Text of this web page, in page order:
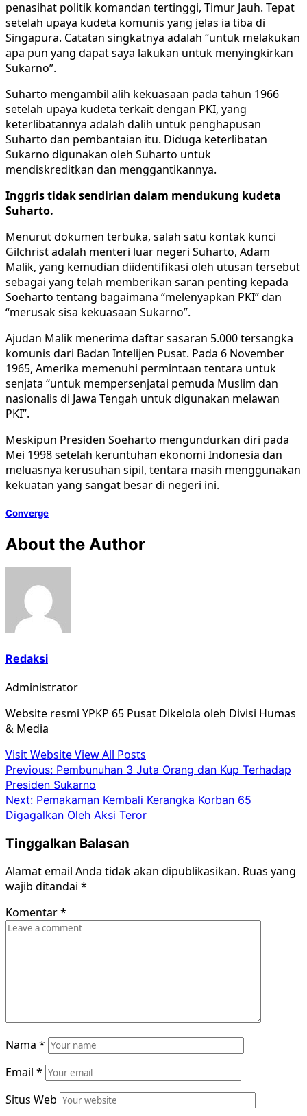
penasihat politik komandan tertinggi, Timur Jauh. Tepat
setelah upaya kudeta komunis yang jelas ia tiba di
Singapura. Catatan singkatnya adalah “untuk melakukan
apa pun yang dapat saya lakukan untuk menyingkirkan
Sukarno”.
Suharto mengambil alih kekuasaan pada tahun 1966
setelah upaya kudeta terkait dengan PKI, yang
keterlibatannya adalah dalih untuk penghapusan
Suharto dan pembantaian itu. Diduga keterlibatan
Sukarno digunakan oleh Suharto untuk
mendiskreditkan dan menggantikannya.
Inggris tidak sendirian dalam mendukung kudeta
Suharto.
Menurut dokumen terbuka, salah satu kontak kunci
Gilchrist adalah menteri luar negeri Suharto, Adam
Malik, yang kemudian diidentifikasi oleh utusan tersebut
sebagai yang telah memberikan saran penting kepada
Soeharto tentang bagaimana “melenyapkan PKI” dan
“merusak sisa kekuasaan Sukarno”.
Ajudan Malik menerima daftar sasaran 5.000 tersangka
komunis dari Badan Intelijen Pusat. Pada 6 November
1965, Amerika memenuhi permintaan tentara untuk
senjata “untuk mempersenjatai pemuda Muslim dan
nasionalis di Jawa Tengah untuk digunakan melawan
PKI”.
Meskipun Presiden Soeharto mengundurkan diri pada
Mei 1998 setelah keruntuhan ekonomi Indonesia dan
meluasnya kerusuhan sipil, tentara masih menggunakan
kekuatan yang sangat besar di negeri ini.
Converge
About the Author
Redaksi
Administrator
Website resmi YPKP 65 Pusat Dikelola oleh Divisi Humas
& Media
Visit WebsiteView All Posts
Post
navigation
Previous: Pembunuhan 3 Juta Orang dan Kup Terhadap
Presiden Sukarno
Next: Pemakaman Kembali Kerangka Korban 65
Digagalkan Oleh Aksi Teror
Tinggalkan Balasan
Alamat email Anda tidak akan dipublikasikan. Ruas yang
wajib ditandai *
Komentar*
Nama *
Email *
Situs Web